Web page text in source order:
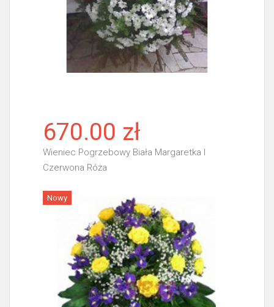
670.00 zł
Wieniec Pogrzebowy Biała Margaretka I
Czerwona Róża
Więcej
Nowy